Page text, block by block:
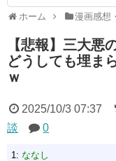
ホーム 漫画感想
【悲報】三大悪
どうしても埋ま
ｗ
2025/10/3 07:37
談
0
1: ななし